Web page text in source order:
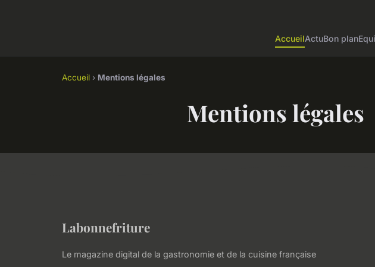
AccueilActuBon plan
Accueil › Mentions légales
Mentions légales
Labonnefriture
Le magazine digital de la gastronomie et de la cuisine française